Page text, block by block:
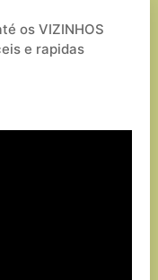
os VIZINHOS
e rapidas